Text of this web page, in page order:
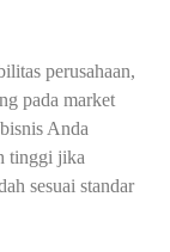
perusahaan,
pada market
Anda
tinggi jika
sesuai standar